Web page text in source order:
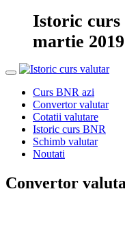
Istoric curs
martie 2019
Curs BNR azi
Convertor valutar
Cotatii valutare
Istoric curs BNR
Schimb valutar
Noutati
Convertor